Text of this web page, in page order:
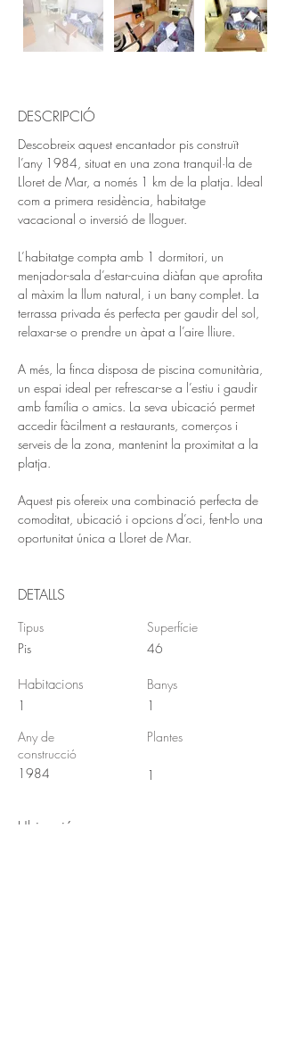
DESCRIPCIÓ
Descobreix aquest encantador pis construït
l’any 1984, situat en una zona tranquil·la de
Lloret de Mar, a només 1 km de la platja. Ideal
com a primera residència, habitatge
vacacional o inversió de lloguer.
L’habitatge compta amb 1 dormitori, un
menjador-sala d’estar-cuina diàfan que aprofita
al màxim la llum natural, i un bany complet. La
terrassa privada és perfecta per gaudir del sol,
relaxar-se o prendre un àpat a l’aire lliure.
A més, la finca disposa de piscina comunitària,
un espai ideal per refrescar-se a l’estiu i gaudir
amb família o amics. La seva ubicació permet
accedir fàcilment a restaurants, comerços i
serveis de la zona, mantenint la proximitat a la
platja.
Aquest pis ofereix una combinació perfecta de
comoditat, ubicació i opcions d’oci, fent-lo una
oportunitat única a Lloret de Mar.
DETALLS
Tipus
Pis
Habitacions
1
Any de
construcció
1984
Superfície
46
Banys
1
Plantes
1
Ubicació